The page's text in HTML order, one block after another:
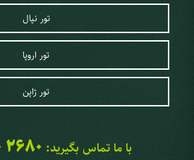
خدمات اختصاصی اسپیلت
تور نپال
تور اروپا
تور ژاپن
با ما تماس بگیرید: 2680